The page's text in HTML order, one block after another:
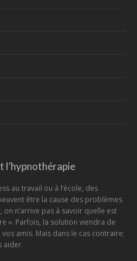
l’hypnothérapie
au travail ou à l’école, des
être la cause des problèmes
n’arrive pas à savoir quelle est
». Parfois, la solution viendra de
amis. Mais dans le cas contraire;
aider.